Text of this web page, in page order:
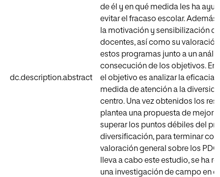
dc.description.abstract
de él y en qué medida les ha
evitar el fracaso escolar. Además,
la motivación y sensibilización
docentes, así como su
estos programas junto a un
consecución de los objetivos. En
el objetivo es analizar la eficacia
medida de atención a la
centro. Una vez obtenidos los
plantea una propuesta de mejor
superar los puntos débiles del
diversificación, para terminar con
valoración general sobre los
lleva a cabo este estudio, se ha
una investigación de campo en